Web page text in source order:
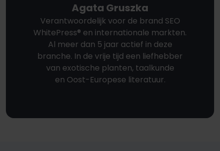
Agata Gruszka
Verantwoordelijk voor de brand SEO
WhitePress® en internationale markten.
Al meer dan 5 jaar actief in deze
branche. In de vrije tijd een liefhebber
van exotische planten, taalkunde
en Oost-Europese literatuur.